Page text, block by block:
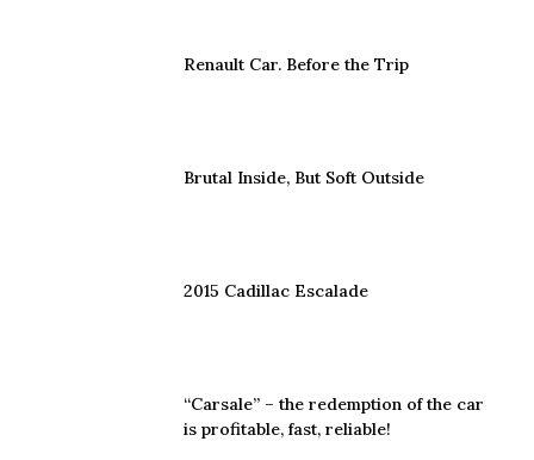
Renault Car. Before the Trip
Brutal Inside, But Soft Outside
2015 Cadillac Escalade
“Carsale” – the redemption of the car
is profitable, fast, reliable!